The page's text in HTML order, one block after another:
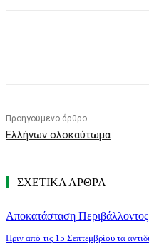
Προηγούμενο άρθρο
Ελλήνων ολοκαύτωμα
ΣΧΕΤΙΚΑ ΑΡΘΡΑ
Αποκατάσταση Περιβάλλοντος
Πριν από τις 15 Σεπτεμβρίου τα